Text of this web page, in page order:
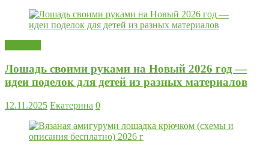
Лошадь своими руками на Новый 2026 год —
идеи поделок для детей из разных материалов
12.11.2025 Екатерина 0